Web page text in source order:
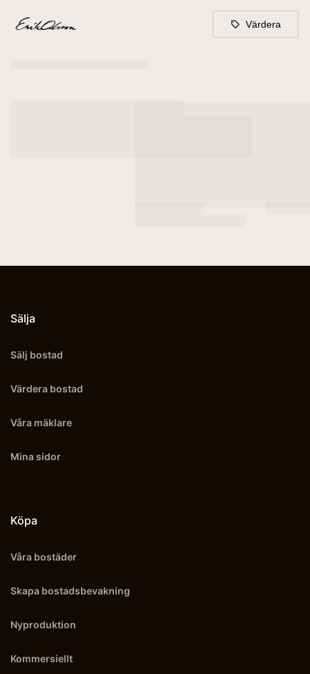
Värdera
Sälja
Sälj bostad
Värdera bostad
Våra mäklare
Mina sidor
Köpa
Våra bostäder
Skapa bostadsbevakning
Nyproduktion
Kommersiellt